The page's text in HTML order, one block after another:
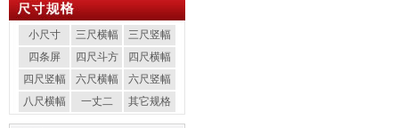
小尺寸 三尺横幅
三尺竖幅
四条屏
四尺斗方
四尺横幅
四尺竖幅
六尺横幅
六尺竖幅
八尺横幅
一丈二 其它规格